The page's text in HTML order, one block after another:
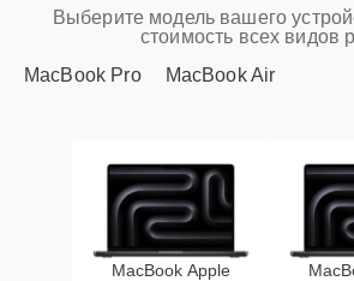
Выберите модель вашего
стоимость всех видов
MacBook Pro
MacBook Air
MacBook Apple